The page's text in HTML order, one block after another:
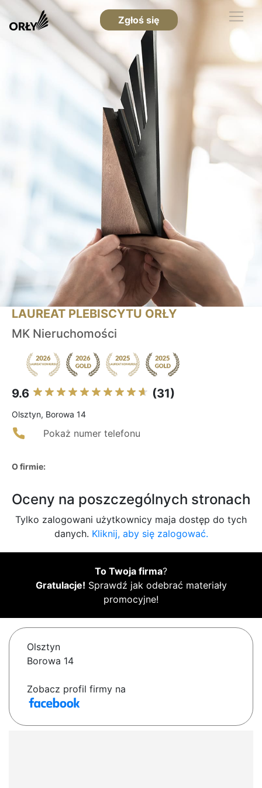
Zgłoś się
LAUREAT PLEBISCYTU ORŁY
MK Nieruchomości
9.6 (31)
Olsztyn, Borowa 14
Pokaż numer telefonu
O firmie:
Oceny na poszczególnych stronach
Tylko zalogowani użytkownicy maja dostęp do tych
danych. Kliknij, aby się zalogować.
To Twoja firma?
Gratulacje! Sprawdź jak odebrać materiały
promocyjne!
Olsztyn
Borowa 14
Zobacz profil firmy na